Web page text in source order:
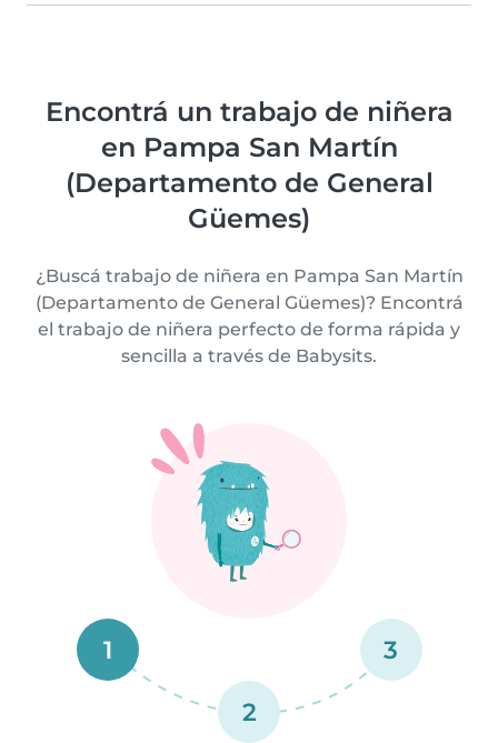
Encontrá un trabajo de niñera
en Pampa San Martín
(Departamento de General
Güemes)
¿Buscá trabajo de niñera en Pampa San Martín
(Departamento de General Güemes)? Encontrá
el trabajo de niñera perfecto de forma rápida y
sencilla a través de Babysits.
1
2
3